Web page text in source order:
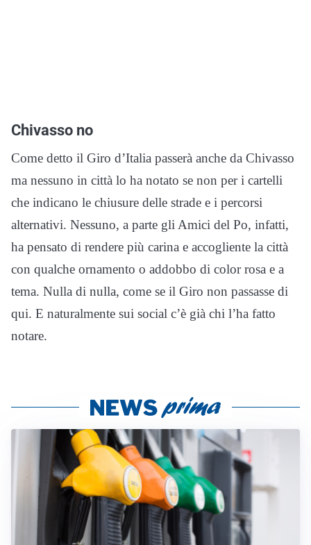
Chivasso no
Come detto il Giro d’Italia passerà anche da Chivasso
ma nessuno in città lo ha notato se non per i cartelli
che indicano le chiusure delle strade e i percorsi
alternativi. Nessuno, a parte gli Amici del Po, infatti,
ha pensato di rendere più carina e accogliente la città
con qualche ornamento o addobbo di color rosa e a
tema. Nulla di nulla, come se il Giro non passasse di
qui. E naturalmente sui social c’è già chi l’ha fatto
notare.